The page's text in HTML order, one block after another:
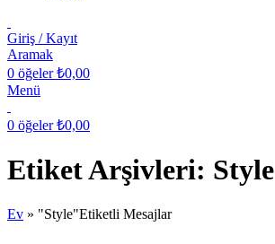
Giriş / Kayıt
Aramak
0 öğeler ₺0,00
Menü
0 öğeler ₺0,00
Etiket Arşivleri: Style
Ev » "Style"Etiketli Mesajlar